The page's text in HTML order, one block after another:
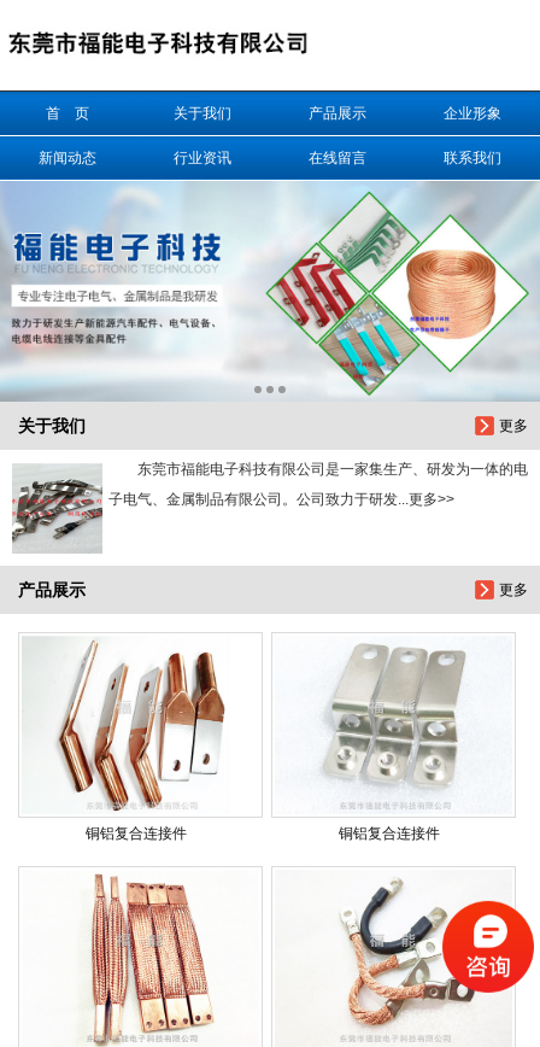
首 页 关于我们 产品展示 企业形象
新闻动态 行业资讯 在线留言 联系我们
更多
关于我们
东莞市福能电子科技有限公司是一家集生产、研发为一体的电
子电气、金属制品有限公司。公司致力于研发...更多>>
更多
产品展示
铜铝复合连接件 铜铝复合连接件